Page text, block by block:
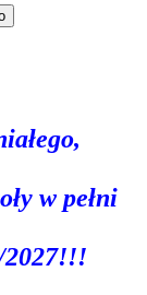
w pełni
2027!!!